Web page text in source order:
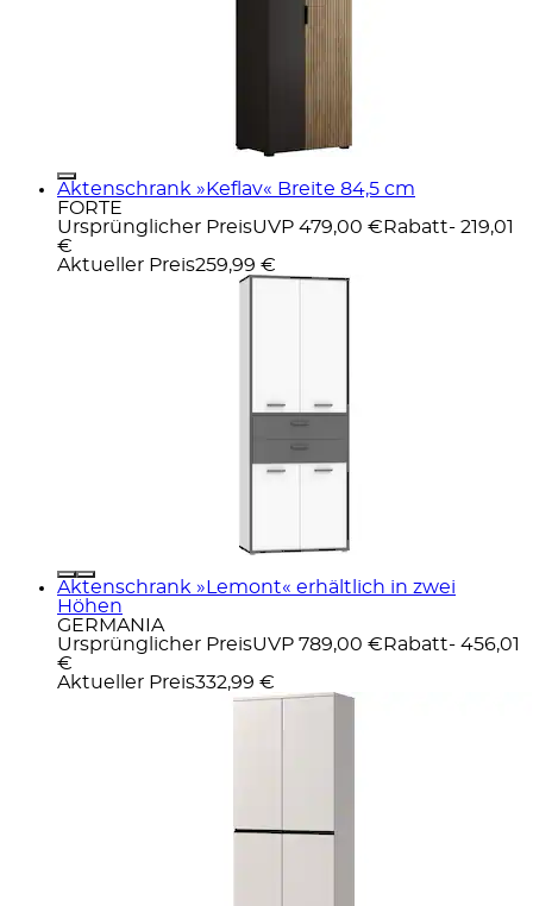
Aktenschrank »Keflav« Breite 84,5 cm
FORTE
Ursprünglicher PreisUVP 479,00 € Rabatt- 219,01
€
Aktueller Preis259,99 €
Aktenschrank »Lemont« erhältlich in zwei
Höhen
GERMANIA
Ursprünglicher PreisUVP 789,00 € Rabatt- 456,01
€
Aktueller Preis332,99 €